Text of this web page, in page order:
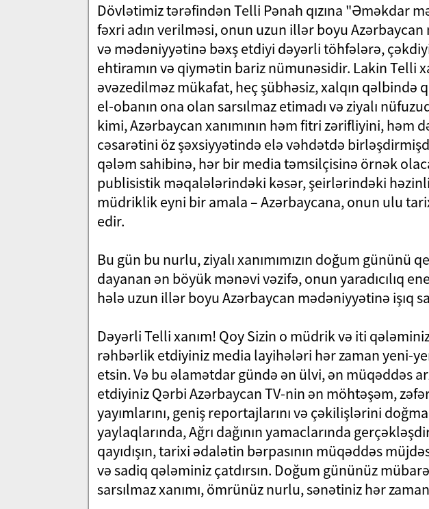
Dövlətimiz tərəfindən Telli Pənah qızına "Əməkdar
fəxri adın verilməsi, onun uzun illər boyu Azərbaycan
və mədəniyyətinə bəxş etdiyi dəyərli töhfələrə,
ehtiramın və qiymətin bariz nümunəsidir. Lakin Telli
əvəzedilməz mükafat, heç şübhəsiz, xalqın qəlbində
el-obanın ona olan sarsılmaz etimadı və ziyalı
kimi, Azərbaycan xanımının həm fitri zərifliyini, həm
cəsarətini öz şəxsiyyətində elə vəhdətdə
qələm sahibinə, hər bir media təmsilçisinə örnək
publisistik məqalələrindəki kəsər, şeirlərindəki
müdriklik eyni bir amala – Azərbaycana, onun ulu
edir.
Bu gün bu nurlu, ziyalı xanımımızın doğum gününü
dayanan ən böyük mənəvi vəzifə, onun yaradıcılıq
hələ uzun illər boyu Azərbaycan mədəniyyətinə işıq
Dəyərli Telli xanım! Qoy Sizin o müdrik və iti
rəhbərlik etdiyiniz media layihələri hər zaman yeni-
etsin. Və bu əlamətdar gündə ən ülvi, ən müqəddəs
etdiyiniz Qərbi Azərbaycan TV-nin ən möhtəşəm,
yayımlarını, geniş reportajlarını və çəkilişlərini
yaylaqlarında, Ağrı dağının yamaclarında
qayıdışın, tarixi ədalətin bərpasının müqəddəs
və sadiq qələminiz çatdırsın. Doğum gününüz
sarsılmaz xanımı, ömrünüz nurlu, sənətiniz hər